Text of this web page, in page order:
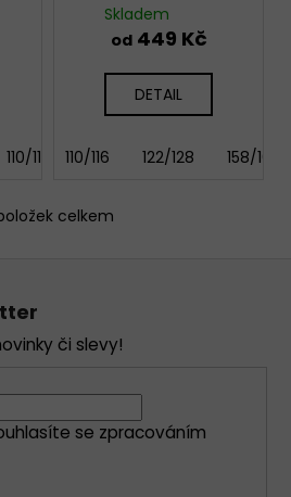
110/116 122/128
Delicious
Skladem
od449 Kč
DETAIL
110/116 122/128 158/164
O
a
í
p
r
celkem
či slevy!
se zpracováním